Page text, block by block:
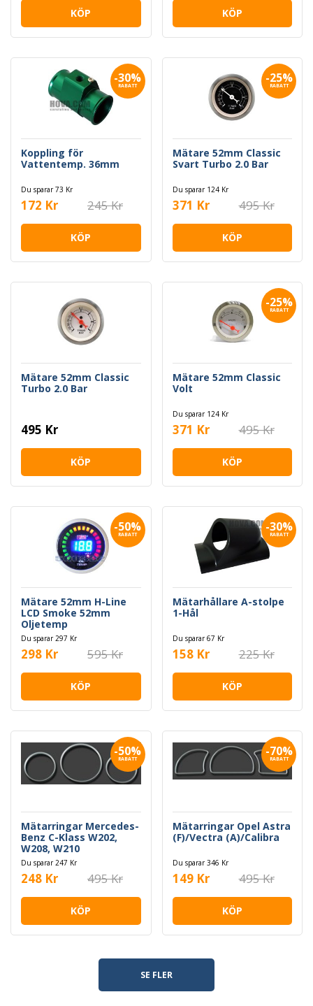
KÖP KÖP
-30%
RABATT
Koppling för
Vattentemp. 36mm
Du sparar 73 Kr
172 Kr 245 Kr
KÖP
-25%
RABATT
Mätare 52mm Classic
Svart Turbo 2.0 Bar
Du sparar 124 Kr
371 Kr 495 Kr
KÖP
Mätare 52mm Classic
Turbo 2.0 Bar
495 Kr
KÖP
-25%
RABATT
Mätare 52mm Classic
Volt
Du sparar 124 Kr
371 Kr 495 Kr
KÖP
-50%
RABATT
Mätare 52mm H-Line
LCD Smoke 52mm
Oljetemp
Du sparar 297 Kr
298 Kr 595 Kr
KÖP
-30%
RABATT
Mätarhållare A-stolpe
1-Hål
Du sparar 67 Kr
158 Kr 225 Kr
KÖP
-50%
RABATT
Mätarringar Mercedes-
Benz C-Klass W202,
W208, W210
Du sparar 247 Kr
248 Kr 495 Kr
KÖP
-70%
RABATT
Mätarringar Opel Astra
(F)/Vectra (A)/Calibra
Du sparar 346 Kr
149 Kr 495 Kr
KÖP
SE FLER